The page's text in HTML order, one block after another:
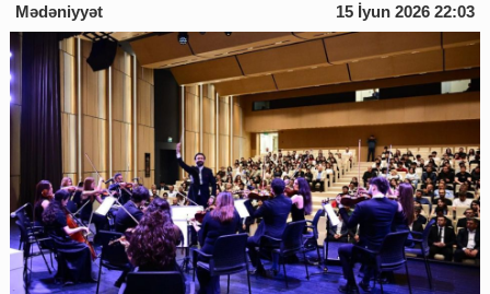
Mədəniyyət 15 İyun 2026 22:03